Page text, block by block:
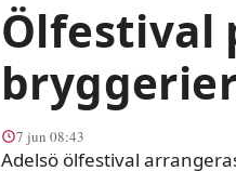
Ölfestival
7 jun 08:43
Adelsö ölfestival